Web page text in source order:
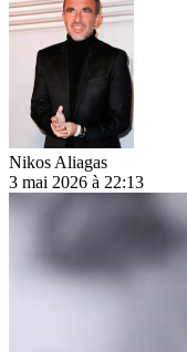
Nikos Aliagas
3 mai 2026 à 22:13